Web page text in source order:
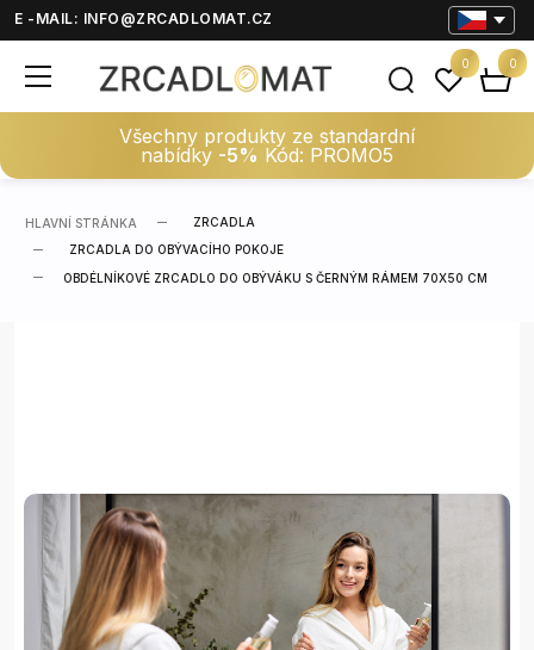
E -MAIL: INFO@ZRCADLOMAT.CZ
Všechny produkty ze standardní
nabídky -5% Kód: PROMO5
0 0
HLAVNÍ STRÁNKA
ZRCADLA
ZRCADLA DO OBÝVACÍHO POKOJE
OBDÉLNÍKOVÉ ZRCADLO DO OBÝVÁKU S ČERNÝM RÁMEM 70X50 CM